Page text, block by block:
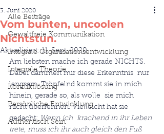
Alle Beiträge
Gewaltfreie Kommunikation
Integrale Organisationsentwicklung
Integrale Theorie
Konfliktlösung
Persönliche Entwicklung
Authentisch Sein
Vom bunten, uncoolen
Nichtstun.
3. Juni 2020
Aktualisiert:11. Sept. 2020
Am liebsten mache ich gerade NICHTS.
Dabei dämmert mir diese Erkenntnis  nur
langsam. Tröpfelnd kommt sie in mich
hinein, gerade so, als wolle  sie mich
nicht überrennen. Vielleicht hat sie
gedacht: Wenn ich  krachend in ihr Leben
trete, muss ich ihr auch gleich den Fuß